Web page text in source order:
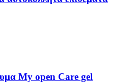
My open Care gel